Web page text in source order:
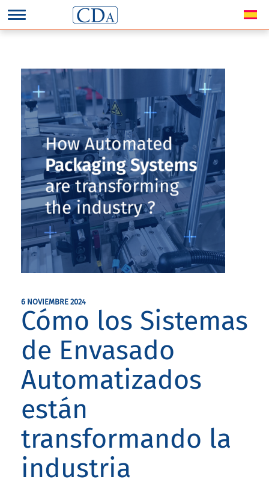
6 NOVIEMBRE 2024
Cómo los Sistemas
de Envasado
Automatizados
están
transformando la
industria